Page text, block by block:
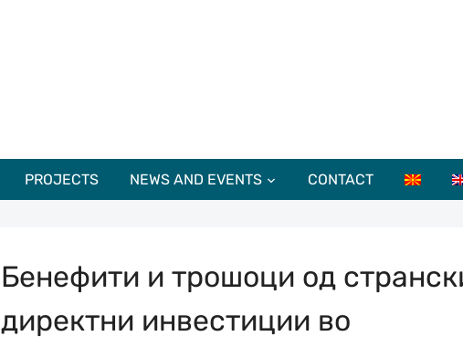
PROJECTS NEWS AND EVENTS CONTACT
Бенефити и трошоци од
директни инвестиции во